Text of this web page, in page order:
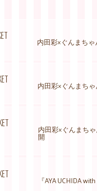
内田彩×ぐんまち
内田彩×ぐんまち
内田彩×ぐんまち
開
『AYA UCHIDA